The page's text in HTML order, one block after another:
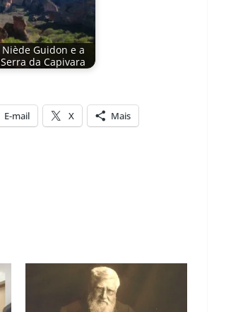
Niède Guidon e a
Serra da Capivara
E-mail X Mais